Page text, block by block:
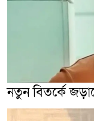
নতুন বিতর্কে